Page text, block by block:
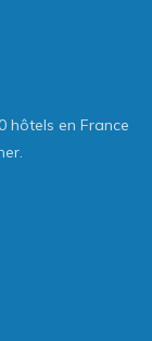
hôtels en France